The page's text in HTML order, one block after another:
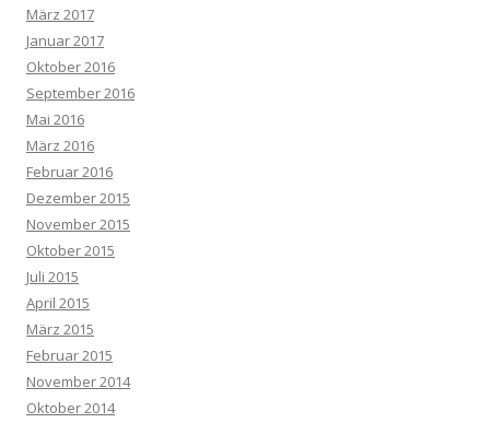
März 2017
Januar 2017
Oktober 2016
September 2016
Mai 2016
März 2016
Februar 2016
Dezember 2015
November 2015
Oktober 2015
Juli 2015
April 2015
März 2015
Februar 2015
November 2014
Oktober 2014